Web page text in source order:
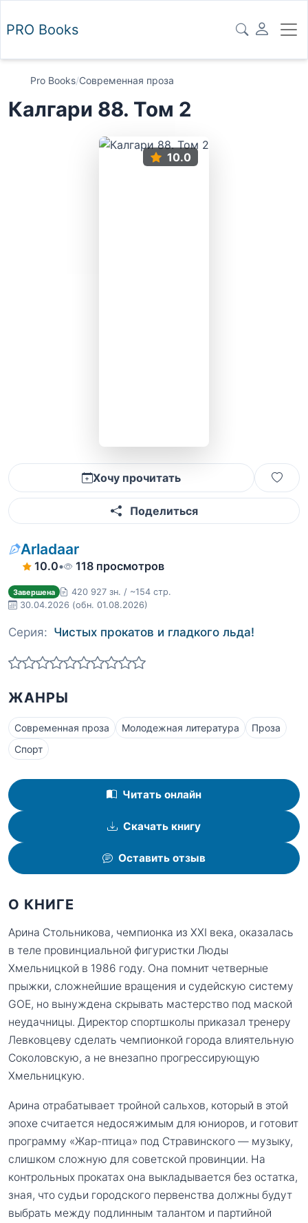
PRO Books
Pro Books/Современная проза
Калгари 88. Том 2
10.0
Хочу прочитать
Поделиться
Arladaar
10.0• 118 просмотров
Завершена
420 927 зн. / ~154 стр.
30.04.2026 (обн. 01.08.2026)
Серия: Чистых прокатов и гладкого льда!
ЖАНРЫ
Современная проза Молодежная литература
Проза
Спорт
Читать онлайн
Скачать книгу
Оставить отзыв
О КНИГЕ
Арина Стольникова, чемпионка из XXI века, оказалась
в теле провинциальной фигуристки Люды
Хмельницкой в 1986 году. Она помнит четверные
прыжки, сложнейшие вращения и судейскую систему
GOE, но вынуждена скрывать мастерство под маской
неудачницы. Директор спортшколы приказал тренеру
Левковцеву сделать чемпионкой города влиятельную
Соколовскую, а не внезапно прогрессирующую
Хмельницкую.
Арина отрабатывает тройной сальхов, который в этой
эпохе считается недосяжимым для юниоров, и готовит
программу «Жар-птица» под Стравинского — музыку,
слишком сложную для советской провинции. На
контрольных прокатах она выкладывается без остатка,
зная, что судьи городского первенства должны будут
выбрать между подлинным талантом и партийной